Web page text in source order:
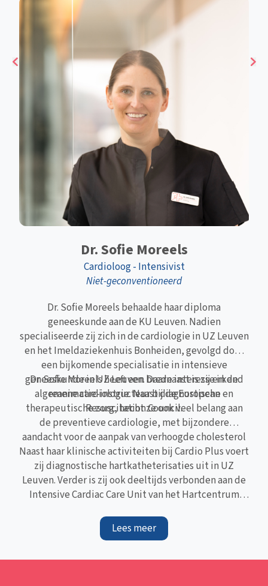
Dr. Sofie Moreels
Cardioloog - Intensivist
Niet-geconventioneerd
Dr. Sofie Moreels behaalde haar diploma
geneeskunde aan de KU Leuven. Nadien
specialiseerde zij zich in de cardiologie in UZ Leuven
en het Imeldaziekenhuis Bonheiden, gevolgd door
een bijkomende specialisatie in intensieve
geneeskunde inUZ Leuven. Daarnaast is zij erkend
reanimatie-instructeur bij deEuropean
Resuscitation Council.
Dr. Sofie Moreels heeft een brede interesse in de
algemene cardiologie. Naast diagnostische en
therapeutische zorg, hecht ze ook veel belang aan
de preventieve cardiologie, met bijzondere
aandacht voor de aanpak van verhoogde cholesterol
Naast haar klinische activiteiten bij Cardio Plus voert
zij diagnostische hartkatheterisaties uit in UZ
Leuven. Verder is zij ook deeltijds verbonden aan de
Intensive Cardiac Care Unit van het Hartcentrum
Lees meer